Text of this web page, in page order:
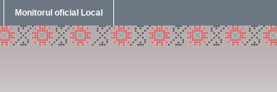
Monitorul oficial Local